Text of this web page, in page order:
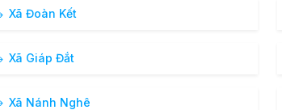
Xã Đoàn Kết
Xã Giáp Đắt
Xã Nánh Nghê